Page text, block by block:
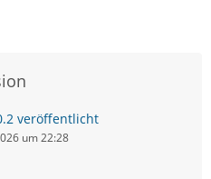
veröffentlicht
um 22:28